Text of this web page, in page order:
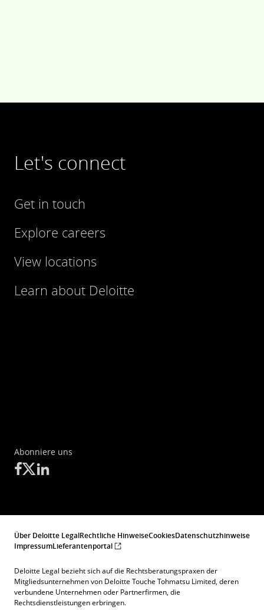
Let's connect
Get in touch
Explore careers
View locations
Learn about Deloitte
Abonniere uns
Über Deloitte LegalRechtliche HinweiseCookiesDatenschutzhinweise
ImpressumLieferantenportal
Deloitte Legal bezieht sich auf die Rechtsberatungspraxen der
Mitgliedsunternehmen von Deloitte Touche Tohmatsu Limited, deren
verbundene Unternehmen oder Partnerfirmen, die
Rechtsdienstleistungen erbringen.